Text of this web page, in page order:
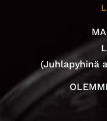
(Juhlapyhinä